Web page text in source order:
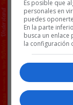
Es posible que
personales en
puedes
En la parte
busca un
la configuración